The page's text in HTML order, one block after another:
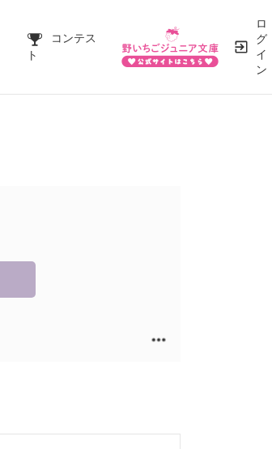
コンテス
ト
ロ
グ
イ
ン